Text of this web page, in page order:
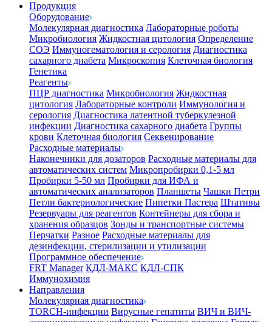
Продукция
Оборудование
Молекулярная диагностика Лабораторные роботы
Микробиология Жидкостная цитология Определение
СОЭ Иммуногематология и серология Диагностика
сахарного диабета Микроскопия Клеточная биология
Генетика
Реагенты
ПЦР диагностика Микробиология Жидкостная
цитология Лабораторные контроли Иммунология и
серология Диагностика латентной туберкулезной
инфекции Диагностика сахарного диабета Группы
крови Клеточная биология Секвенирование
Расходные материалы
Наконечники для дозаторов Расходные материалы для
автоматических систем Микропробирки 0,1-5 мл
Пробирки 5-50 мл Пробирки для ИФА и
автоматических анализаторов Планшеты Чашки Петри
Петли бактериологические Пипетки Пастера Штативы
Резервуары для реагентов Контейнеры для сбора и
хранения образцов Зонды и транспортные системы
Перчатки Разное Расходные материалы для
дезинфекции, стерилизации и утилизации
Программное обеспечение
FRT Manager КДЛ-МАКС КДЛ-СПК
Иммунохимия
Направления
Молекулярная диагностика
TORCH-инфекции Вирусные гепатиты ВИЧ и ВИЧ-